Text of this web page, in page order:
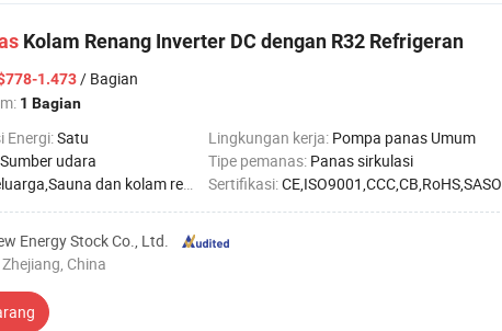
Kolam Renang Inverter DC dengan R32 Refrigeran
1.473/ Bagian
1 Bagian
Energi:Satu Lingkungan kerja: Pompa panas Umum
Sumber udara Tipe pemanas: Panas sirkulasi
kolam renang,Hotel,Rumah Sakit Pabrik,Apartemen untuk Pelajar,Salon Kecantikan Sertifikasi:CE,ISO9001,CCC,CB,RoHS,SASO
Energy Stock Co., Ltd.
China